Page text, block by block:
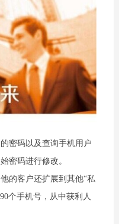
密码以及查询手机用户
密码进行修改。
客户还扩展到其他“私
个手机号，从中获利人